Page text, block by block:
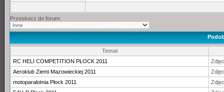
Przeskocz do forum:
Temat
RC HELI COMPETITION PŁOCK 2011
Aeroklub Ziemi Mazowieckiej 2011
motoparalotnia Płock 2011